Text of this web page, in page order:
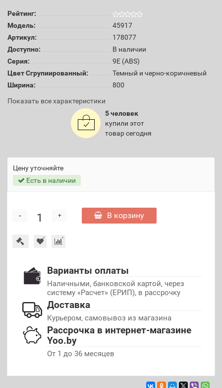
Рейтинг:
Модель:
45917
Артикул:
178077
Доступно:
В наличии
Серия:
9E (ABS)
Цвет Сгрупиированный:
Темный и черно-коричневый
Ширина:
800
Показать все характеристики
5 человек
купили этот
товар сегодня
Цену уточняйте
Есть в наличии
+
- В корзину
Варианты оплаты
Наличными, банковской картой, через
систему «Расчет» (ЕРИП), в рассрочку
Доставка
Курьером, самовывоз из магазина
Рассрочка в интернет-магазине
Yoo.by
От 1 до 36 месяцев